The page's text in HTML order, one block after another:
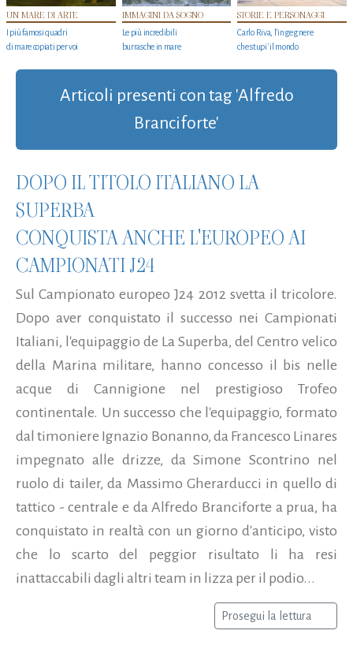
UN MARE DI ARTE
I più famosi quadri
di mare copiati per voi
IMMAGINI DA SOGNO
Le più incredibili
burrasche in mare
STORIE E PERSONAGGI
Carlo Riva, l’ingegnere
che stupi' il mondo
Articoli presenti con tag 'Alfredo
Branciforte'
DOPO IL TITOLO ITALIANO LA
SUPERBA
CONQUISTA ANCHE L'EUROPEO AI
CAMPIONATI J24
Sul Campionato europeo J24 2012 svetta il tricolore.
Dopo aver conquistato il successo nei Campionati
Italiani, l'equipaggio de La Superba, del Centro velico
della Marina militare, hanno concesso il bis nelle
acque di Cannigione nel prestigioso Trofeo
continentale. Un successo che l'equipaggio, formato
dal timoniere Ignazio Bonanno, da Francesco Linares
impegnato alle drizze, da Simone Scontrino nel
ruolo di tailer, da Massimo Gherarducci in quello di
tattico - centrale e da Alfredo Branciforte a prua, ha
conquistato in realtà con un giorno d'anticipo, visto
che lo scarto del peggior risultato li ha resi
inattaccabili dagli altri team in lizza per il podio...
Prosegui la lettura